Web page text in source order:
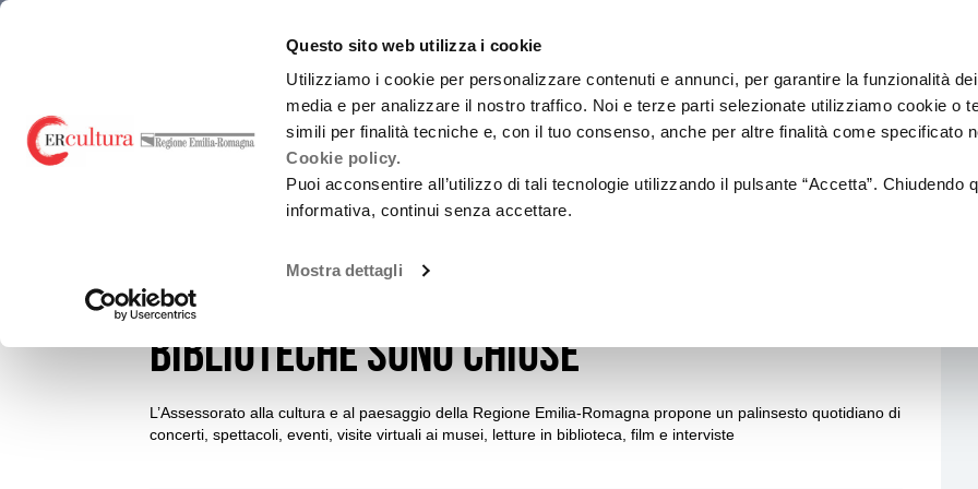
Questo sito web utilizza i cookie
Utilizziamo i cookie per personalizzare contenuti e annunci, per garantire la funzionalità
media e per analizzare il nostro traffico. Noi e terze parti selezionate utilizziamo cookie o
simili per finalità tecniche e, con il tuo consenso, anche per altre finalità come specificato
Cookie policy.
Puoi acconsentire all’utilizzo di tali tecnologie utilizzando il pulsante “Accetta”. Chiudendo
informativa, continui senza accettare.
Mostra dettagli
Torna
Cerca
Salta
Salta
Promozione Culturale
CHI SIAMO
Utilizzo loghi
FINANZIAMENTI CARNEVALI
Assessorato
Cultura
Paesaggio
NOTIZIE
#laculturanonsiferma... anche se le
biblioteche sono chiuse
L’Assessorato alla cultura e al paesaggio della Regione Emilia-Romagna propone un palinsesto quotidiano di
concerti, spettacoli, eventi, visite virtuali ai musei, letture in biblioteca, film e interviste